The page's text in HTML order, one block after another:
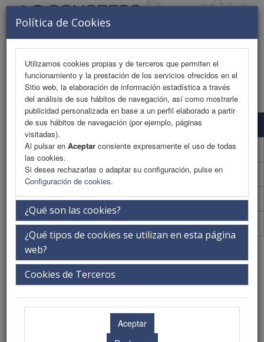
Política de Cookies
Utilizamos cookies propias y de terceros que permiten el
funcionamiento y la prestación de los servicios ofrecidos en el
Sitio web, la elaboración de información estadística a través
del análisis de sus hábitos de navegación, así como mostrarle
publicidad personalizada en base a un perfil elaborado a partir
de sus hábitos de navegación (por ejemplo, páginas
visitadas).
Al pulsar en Aceptar consiente expresamente el uso de todas
las cookies.
Si desea rechazarlas o adaptar su configuración, pulse en
Configuración de cookies.
¿Qué son las cookies?
¿Qué tipos de cookies se utilizan en esta página
web?
Cookies de Terceros
MENU
Formulario de contacto
Plano de exposición
Dossier comercial
Patrocinadores
Colaboradores
Contacto exposición comercial
Si desea recibir información sobre las opciones de
colaboración, rogamos envíe un mensaje a la Secretaría
Técnica indicando su nombre y mail. A la brevedad posible
contactará con usted el personal de la secretaría para